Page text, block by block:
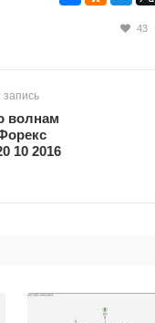
43
волнам
10 2016